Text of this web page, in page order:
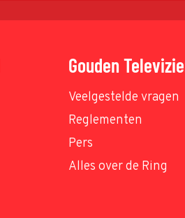
Gouden
Veelgestelde vragen
Reglementen
Pers
Alles over de Ring